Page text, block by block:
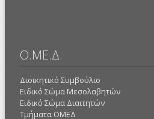
Ο.ΜΕ.Δ.
Διοικητικό Συμβούλιο
Ειδικό Σώμα Μεσολαβητών
Ειδικό Σώμα Διαιτητών
Τμήματα ΟΜΕΔ